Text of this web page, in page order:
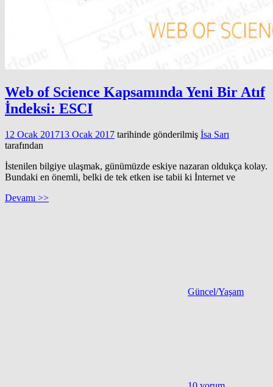
Web of Science Kapsamında Yeni Bir Atıf
İndeksi: ESCI
12 Ocak 201713 Ocak 2017 tarihinde gönderilmiş İsa Sarı
tarafından
İstenilen bilgiye ulaşmak, günümüzde eskiye nazaran oldukça kolay.
Bundaki en önemli, belki de tek etken ise tabii ki İnternet ve
Devamı >>
Güncel/Yaşam